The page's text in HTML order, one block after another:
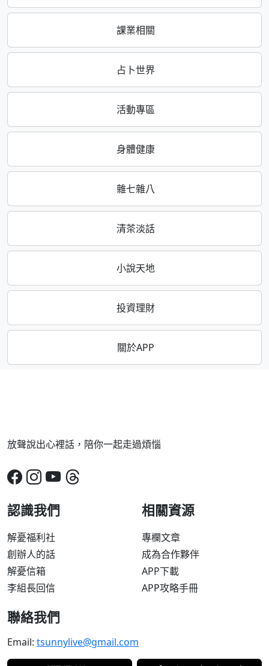
課業相關
占卜世界
活動專區
身體健康
雜七雜八
清茶淡話
小說天地
投資理財
關於APP
放聲說出心裡話，陪你一起走過煩惱
認識我們
解憂福利社
創辦人的話
解憂信箱
李組長回信
相關資源
專欄文章
成為合作夥伴
APP下載
APP攻略手冊
聯絡我們
Email: tsunnylive@gmail.com